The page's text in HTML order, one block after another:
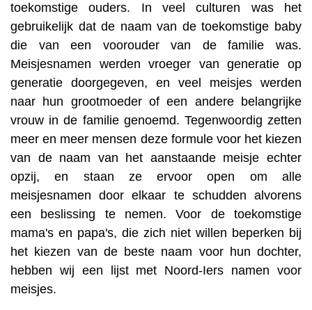
toekomstige ouders. In veel culturen was het
gebruikelijk dat de naam van de toekomstige baby
die van een voorouder van de familie was.
Meisjesnamen werden vroeger van generatie op
generatie doorgegeven, en veel meisjes werden
naar hun grootmoeder of een andere belangrijke
vrouw in de familie genoemd. Tegenwoordig zetten
meer en meer mensen deze formule voor het kiezen
van de naam van het aanstaande meisje echter
opzij, en staan ze ervoor open om alle
meisjesnamen door elkaar te schudden alvorens
een beslissing te nemen. Voor de toekomstige
mama's en papa's, die zich niet willen beperken bij
het kiezen van de beste naam voor hun dochter,
hebben wij een lijst met Noord-Iers namen voor
meisjes.